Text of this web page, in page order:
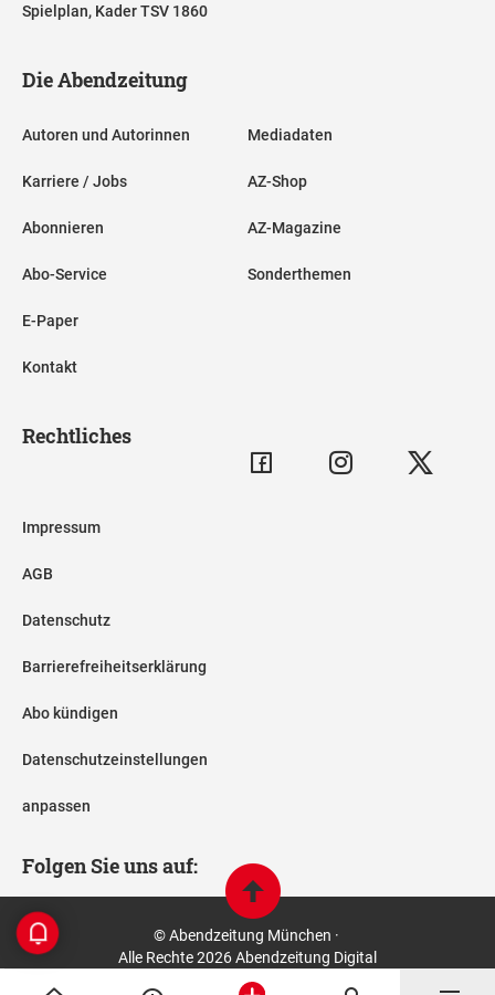
Spielplan, Kader TSV 1860
Die Abendzeitung
Autoren und Autorinnen
Karriere / Jobs
Abonnieren
Abo-Service
E-Paper
Kontakt
Mediadaten
AZ-Shop
AZ-Magazine
Sonderthemen
Rechtliches
Impressum
AGB
Datenschutz
Barrierefreiheitserklärung
Abo kündigen
Datenschutzeinstellungen
anpassen
Folgen Sie uns auf:
© Abendzeitung München ·
Alle Rechte 2026 Abendzeitung Digital